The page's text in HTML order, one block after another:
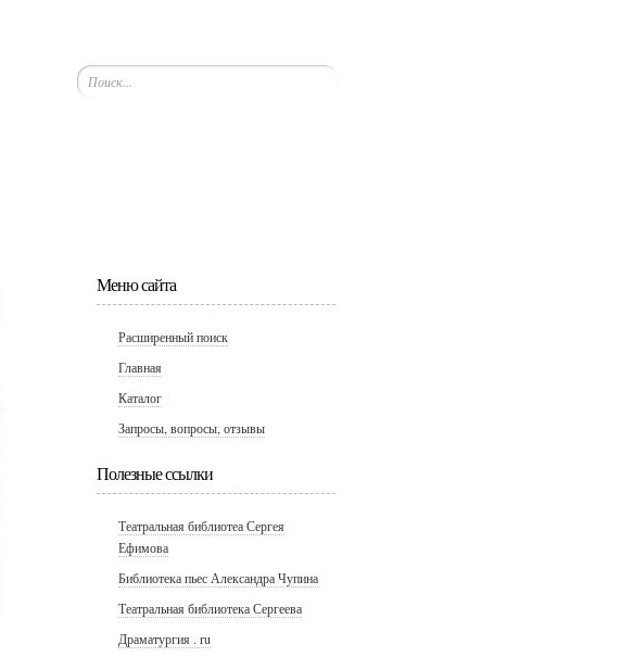
Меню сайта
Расширенный поиск
Главная
Каталог
Запросы, вопросы, отзывы
Полезные ссылки
Театральная библиотеа Сергея
Ефимова
Библиотека пьес Александра Чупина
Театральная библиотека Сергеева
Драматургия . ru